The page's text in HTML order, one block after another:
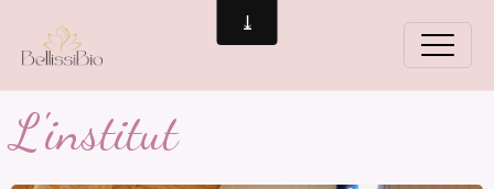
L'institut